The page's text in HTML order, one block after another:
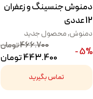
دمنوش جنسینگ و زعفران
12 عددی
دمنوش,محصول جدید
5% -
466.700تومان
443.400تومان
تماس بگیرید